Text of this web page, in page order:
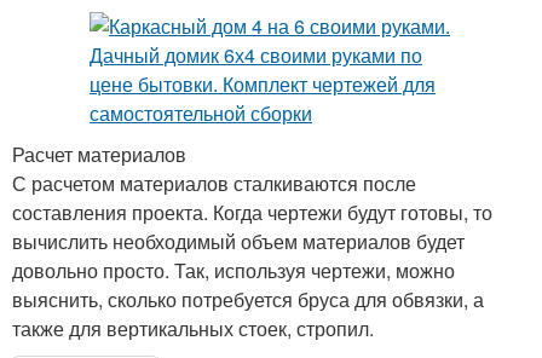
Расчет материалов
С расчетом материалов сталкиваются после
составления проекта. Когда чертежи будут готовы, то
вычислить необходимый объем материалов будет
довольно просто. Так, используя чертежи, можно
выяснить, сколько потребуется бруса для обвязки, а
также для вертикальных стоек, стропил.